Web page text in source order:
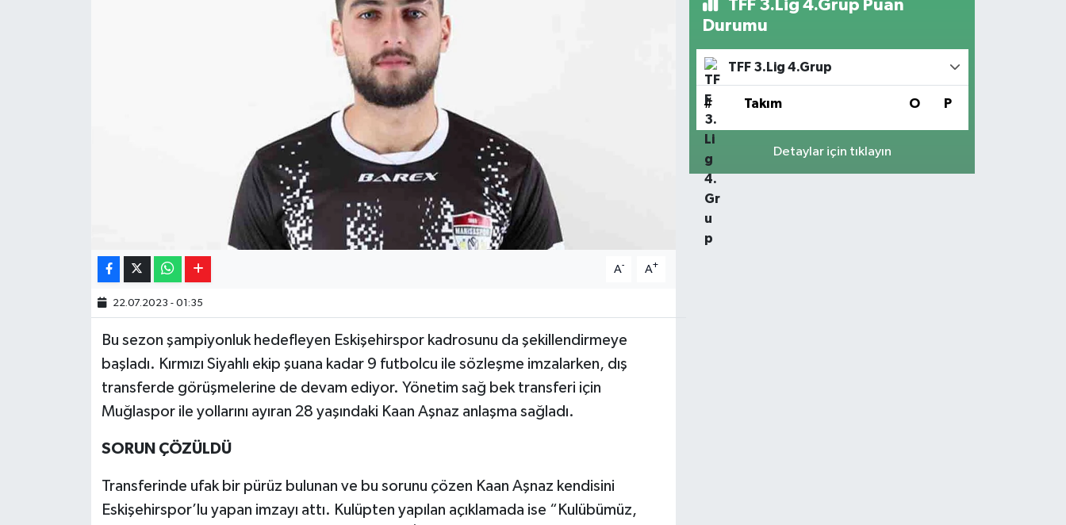
A- A+
22.07.2023 - 01:35
Bu sezon şampiyonluk hedefleyen Eskişehirspor kadrosunu da şekillendirmeye
başladı. Kırmızı Siyahlı ekip şuana kadar 9 futbolcu ile sözleşme imzalarken, dış
transferde görüşmelerine de devam ediyor. Yönetim sağ bek transferi için
Muğlaspor ile yollarını ayıran 28 yaşındaki Kaan Aşnaz anlaşma sağladı.
SORUN ÇÖZÜLDÜ
Transferinde ufak bir pürüz bulunan ve bu sorunu çözen Kaan Aşnaz kendisini
Eskişehirspor’lu yapan imzayı attı. Kulüpten yapılan açıklamada ise “Kulübümüz,
TFF 3.Lig 4.Grup Puan
Durumu
TFF 3.Lig 4.Grup
# Takım O P
Detaylar için tıklayın